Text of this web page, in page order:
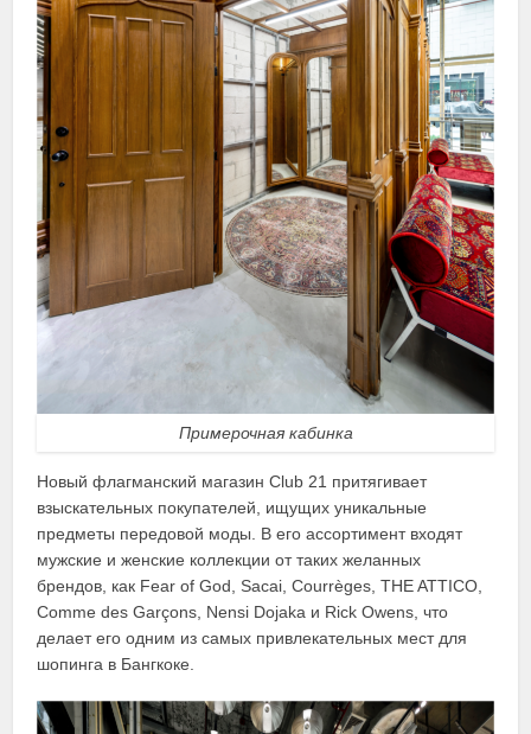
Примерочная кабинка
Новый флагманский магазин Club 21 притягивает
взыскательных покупателей, ищущих уникальные
предметы передовой моды. В его ассортимент входят
мужские и женские коллекции от таких желанных
брендов, как Fear of God, Sacai, Courrèges, THE ATTICO,
Comme des Garçons, Nensi Dojaka и Rick Owens, что
делает его одним из самых привлекательных мест для
шопинга в Бангкоке.